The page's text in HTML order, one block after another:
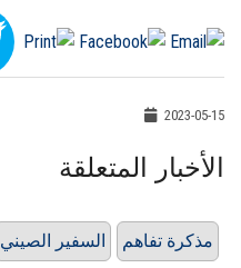
2023-05-15
الأخبار المتعلقة
السفير الصيني مذكرة تفاهم